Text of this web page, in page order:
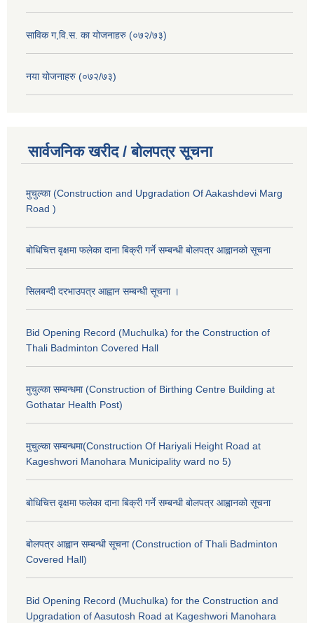
साविक ग,वि.स. का योजनाहरु (०७२/७३)
नया योजनाहरु (०७२/७३)
सार्वजनिक खरीद / बोलपत्र सूचना
मुचुल्का (Construction and Upgradation Of Aakashdevi Marg
Road )
बोधिचित्त वृक्षमा फलेका दाना बिक्री गर्ने सम्बन्धी बोलपत्र आह्वानको सूचना
सिलबन्दी दरभाउपत्र आह्वान सम्बन्धी सूचना ।
Bid Opening Record (Muchulka) for the Construction of
Thali Badminton Covered Hall
मुचुल्का सम्बन्धमा (Construction of Birthing Centre Building at
Gothatar Health Post)
मुचुल्का सम्बन्धमा(Construction Of Hariyali Height Road at
Kageshwori Manohara Municipality ward no 5)
बोधिचित्त वृक्षमा फलेका दाना बिक्री गर्ने सम्बन्धी बोलपत्र आह्वानको सूचना
बोलपत्र आह्वान सम्बन्धी सूचना (Construction of Thali Badminton
Covered Hall)
Bid Opening Record (Muchulka) for the Construction and
Upgradation of Aasutosh Road at Kageshwori Manohara